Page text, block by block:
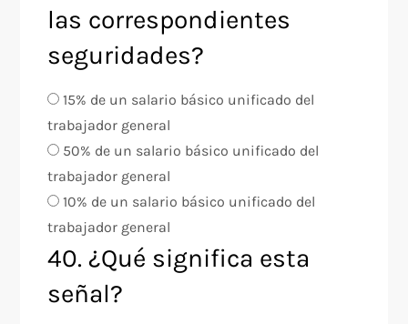
las correspondientes
seguridades?
15% de un salario básico unificado del
trabajador general
50% de un salario básico unificado del
trabajador general
10% de un salario básico unificado del
trabajador general
40. ¿Qué significa esta
señal?